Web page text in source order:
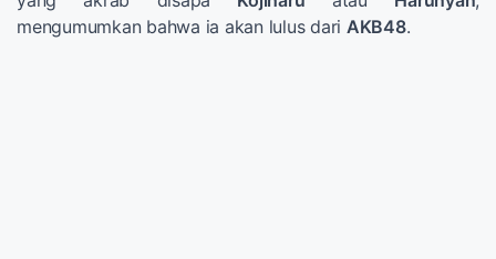
mengumumkan bahwa ia akan lulus dari AKB48.